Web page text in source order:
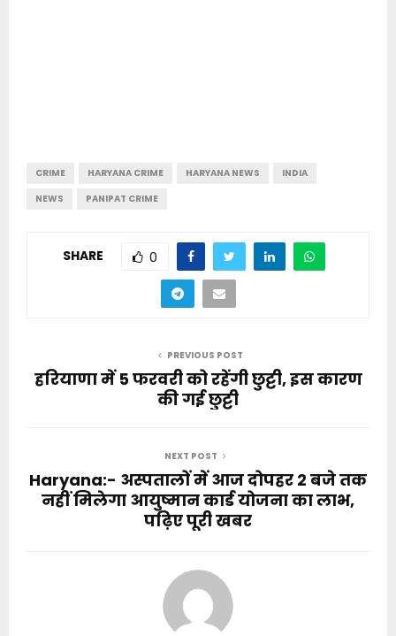
CRIME HARYANA CRIME HARYANA NEWS
INDIA
NEWS
PANIPAT CRIME
SHARE 0
PREVIOUS POST
हरियाणा में 5 फरवरी को रहेंगी छुट्टी, इस कारण
की गई छुट्टी
NEXT POST
Haryana:- अस्पतालों में आज दोपहर 2 बजे तक
नहीं मिलेगा आयुष्मान कार्ड योजना का लाभ,
पढ़िए पूरी खबर